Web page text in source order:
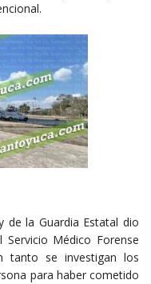
de la Guardia Estatal dio
Médico Forense
tanto se investigan los
para haber cometido